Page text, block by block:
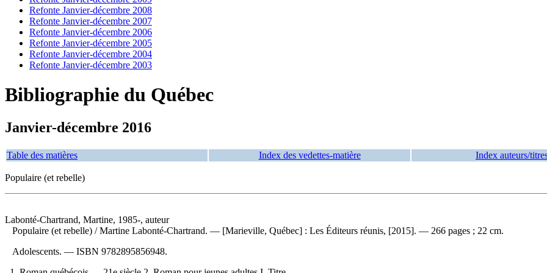
Refonte Janvier-décembre 2008
Refonte Janvier-décembre 2007
Refonte Janvier-décembre 2006
Refonte Janvier-décembre 2005
Refonte Janvier-décembre 2004
Refonte Janvier-décembre 2003
Bibliographie du Québec
Janvier-décembre 2016
Table des matières Index des vedettes-matière Index auteurs/
Populaire (et rebelle)
Labonté-Chartrand, Martine, 1985-, auteur
Populaire (et rebelle) / Martine Labonté-Chartrand. — [Marieville, Québec] : Les Éditeurs réunis, [2015]. — 266 pages ; 22 cm.
Adolescents. — ISBN 9782895856948.